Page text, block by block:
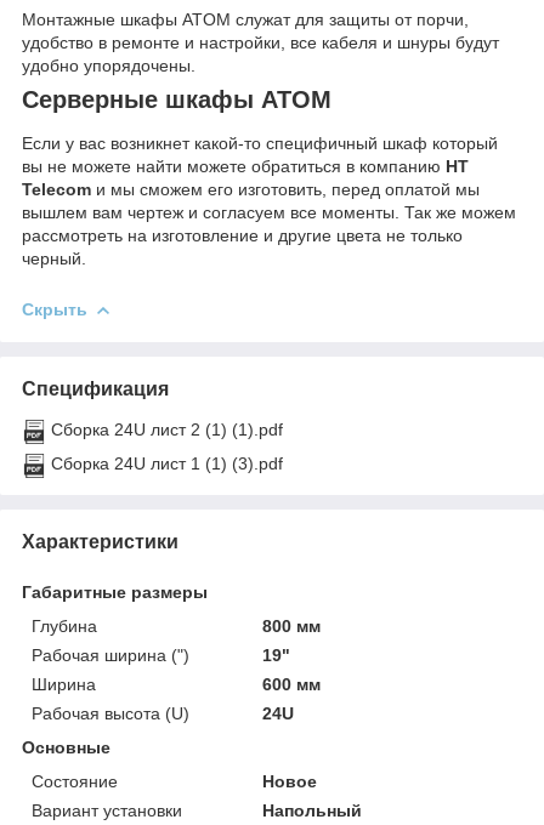
Монтажные шкафы ATOM служат для защиты от порчи,
удобство в ремонте и настройки, все кабеля и шнуры будут
удобно упорядочены.
Серверные шкафы ATOM
Если у вас возникнет какой-то специфичный шкаф который
вы не можете найти можете обратиться в компанию HT
Telecom и мы сможем его изготовить, перед оплатой мы
вышлем вам чертеж и согласуем все моменты. Так же можем
рассмотреть на изготовление и другие цвета не только
черный.
Скрыть
Спецификация
Сборка 24U лист 2 (1) (1).pdf
Сборка 24U лист 1 (1) (3).pdf
Характеристики
Габаритные размеры
Глубина
800 мм
Рабочая ширина (")
19"
Ширина
600 мм
Рабочая высота (U)
24U
Основные
Состояние
Новое
Вариант установки
Напольный